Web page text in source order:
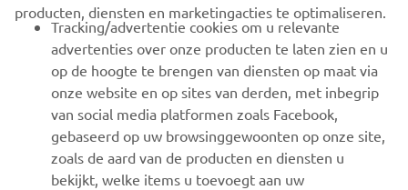
BUSINESS
MEER YAMAHA
SUPPORT
NIEUWSBRIEF
producten, diensten en marketingacties te optimaliseren.
Tracking/advertentie cookies om u relevante
advertenties over onze producten te laten zien en u
op de hoogte te brengen van diensten op maat via
onze website en op sites van derden, met inbegrip
van social media platformen zoals Facebook,
gebaseerd op uw browsinggewoonten op onze site,
zoals de aard van de producten en diensten u
bekijkt, welke items u toevoegt aan uw